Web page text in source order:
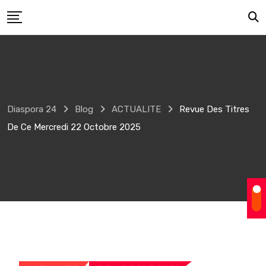
to
Diaspora 24 Blog ACTUALITE
Revue Des Titres
De Ce Mercredi 22 Octobre 2025